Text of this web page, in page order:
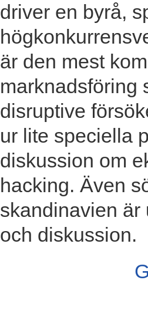
driver en byrå,
är den mest
marknadsföring
disruptive
ur lite speciella
diskussion om
hacking. Även
skandinavien är
och diskussion.